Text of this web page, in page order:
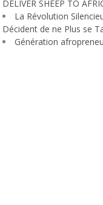
DELIVER SHEEP TO
La Révolution
Décident de ne Plus se
Génération